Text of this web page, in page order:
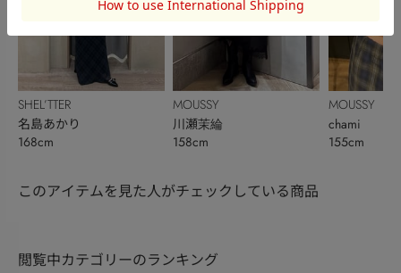
SHEL’TTER
名島あかり
168cm
MOUSSY
川瀬茉綸
158cm
MOUSSY
chami
155cm
このアイテムを見た人がチェックしている商品
閲覧中カテゴリーのランキング